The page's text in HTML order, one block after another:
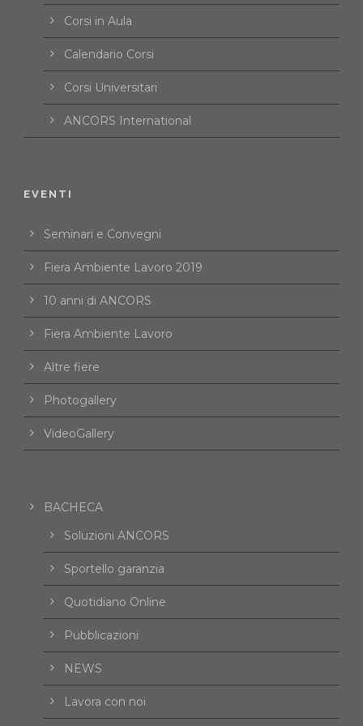
Corsi in Aula
Calendario Corsi
Corsi Universitari
ANCORS International
EVENTI
Seminari e Convegni
Fiera Ambiente Lavoro 2019
10 anni di ANCORS
Fiera Ambiente Lavoro
Altre fiere
Photogallery
VideoGallery
BACHECA
Soluzioni ANCORS
Sportello garanzia
Quotidiano Online
Pubblicazioni
NEWS
Lavora con noi